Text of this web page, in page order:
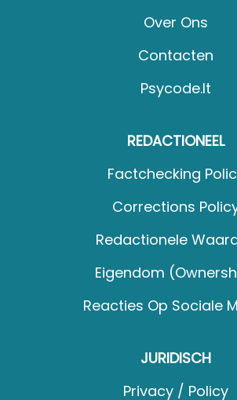
Over Ons
Contacten
Psycode.it
REDACTIONEEL
Factchecking
Corrections
Redactionele
Eigendom
Reacties Op Sociale
JURIDISCH
Privacy / Policy